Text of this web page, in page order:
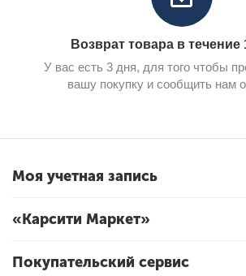
Возврат товара в течение
У вас есть 3 дня, для того чтобы
вашу покупку и сообщить нам
Моя учетная запись
«Карсити Маркет»
Покупательский сервис